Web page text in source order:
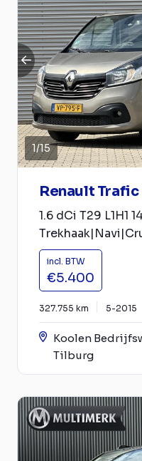
1/15
Renault Trafic
1.6 dCi T29 L1H1
incl. BTW
€5.400
327.755 km 5-2015
Koolen
Tilburg